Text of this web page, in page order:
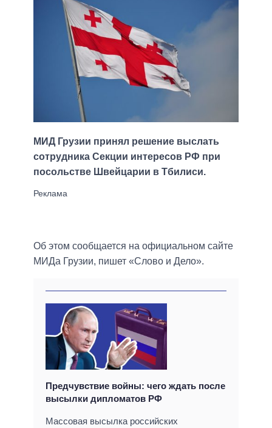
МИД Грузии принял решение выслать
сотрудника Секции интересов РФ при
посольстве Швейцарии в Тбилиси.
Об этом сообщается на официальном сайте
МИДа Грузии, пишет «Слово и Дело».
Предчувствие войны: чего ждать после
высылки дипломатов РФ
Массовая высылка российских